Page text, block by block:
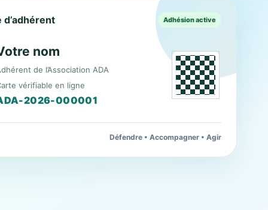
Adhésion active
nom
de l’Association ADA
vérifiable en ligne
2026-000001
Défendre • Accompagner • Agir